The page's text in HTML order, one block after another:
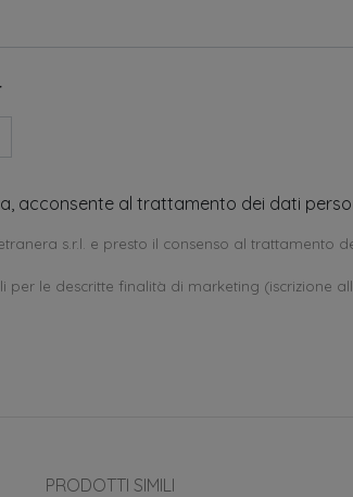
acconsente al trattamento dei dati
s.r.l. e presto il consenso al trattamento
le descritte finalità di marketing (iscrizione
PRODOTTI SIMILI